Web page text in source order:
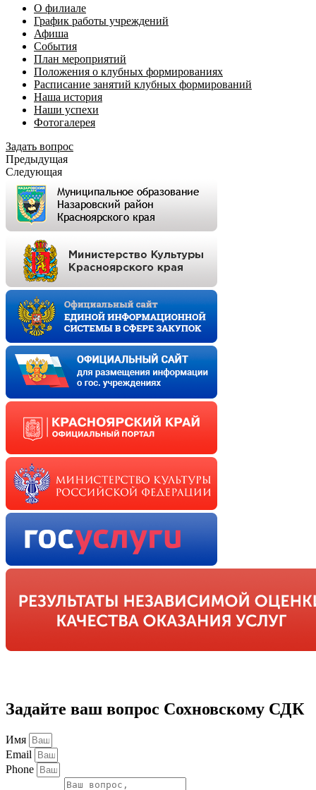
О филиале
График работы учреждений
Афиша
События
План мероприятий
Положения о клубных формированиях
Расписание занятий клубных формирований
Наша история
Наши успехи
Фотогалерея
Задать вопрос
Предыдущая
Следующая
Задайте ваш вопрос Сохновскому СДК
Имя
Email
Phone